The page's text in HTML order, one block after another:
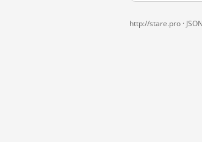
http://stare.pro · JSON